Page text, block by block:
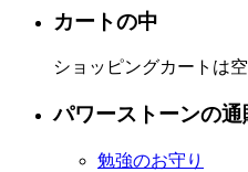
カートの中
ショッピングカートは空
パワーストーンの
勉強のお守り